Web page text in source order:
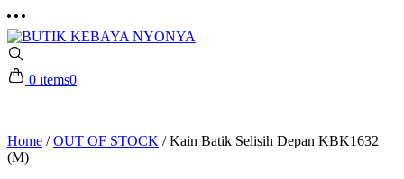
0 items0
Home /OUT OF STOCK /Kain Batik Selisih Depan KBK1632
(M)